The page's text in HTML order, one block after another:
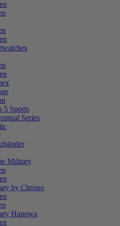
5 Sports
Series
Military
by Chrono
Hanowa